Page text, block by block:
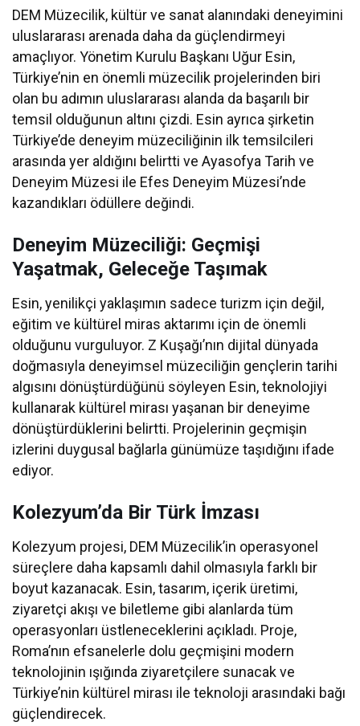
DEM Müzecilik, kültür ve sanat alanındaki deneyimini
uluslararası arenada daha da güçlendirmeyi
amaçlıyor. Yönetim Kurulu Başkanı Uğur Esin,
Türkiye’nin en önemli müzecilik projelerinden biri
olan bu adımın uluslararası alanda da başarılı bir
temsil olduğunun altını çizdi. Esin ayrıca şirketin
Türkiye’de deneyim müzeciliğinin ilk temsilcileri
arasında yer aldığını belirtti ve Ayasofya Tarih ve
Deneyim Müzesi ile Efes Deneyim Müzesi’nde
kazandıkları ödüllere değindi.
Deneyim Müzeciliği: Geçmişi
Yaşatmak, Geleceğe Taşımak
Esin, yenilikçi yaklaşımın sadece turizm için değil,
eğitim ve kültürel miras aktarımı için de önemli
olduğunu vurguluyor. Z Kuşağı’nın dijital dünyada
doğmasıyla deneyimsel müzeciliğin gençlerin tarihi
algısını dönüştürdüğünü söyleyen Esin, teknolojiyi
kullanarak kültürel mirası yaşanan bir deneyime
dönüştürdüklerini belirtti. Projelerinin geçmişin
izlerini duygusal bağlarla günümüze taşıdığını ifade
ediyor.
Kolezyum’da Bir Türk İmzası
Kolezyum projesi, DEM Müzecilik’in operasyonel
süreçlere daha kapsamlı dahil olmasıyla farklı bir
boyut kazanacak. Esin, tasarım, içerik üretimi,
ziyaretçi akışı ve biletleme gibi alanlarda tüm
operasyonları üstleneceklerini açıkladı. Proje,
Roma’nın efsanelerle dolu geçmişini modern
teknolojinin ışığında ziyaretçilere sunacak ve
Türkiye’nin kültürel mirası ile teknoloji arasındaki bağı
güçlendirecek.